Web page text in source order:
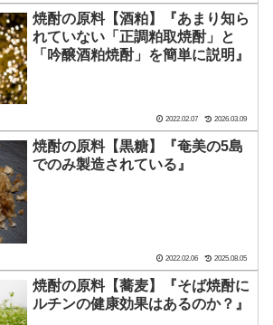
焼酎の原料【酒粕】『あまり知ら
れていない「正調粕取焼酎」と
「吟醸酒粕焼酎」を簡単に説明』
2022.02.07 2026.03.09
焼酎の原料【黒糖】『奄美の5島
でのみ製造されている』
2022.02.06 2025.08.05
焼酎の原料【蕎麦】『そば焼酎に
ルチンの健康効果はあるのか？』